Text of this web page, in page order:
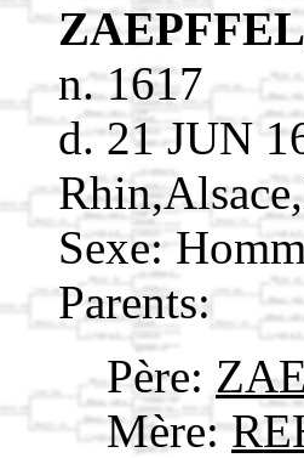
n. 1617
d. 21 JUN
Sexe:
Parents:
Père:
Mère: